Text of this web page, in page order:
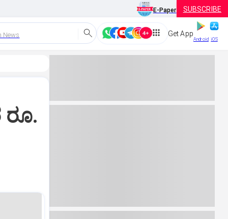
E-Paper SUBSCRIBE
News Get App
Android iOS
ರೂ.